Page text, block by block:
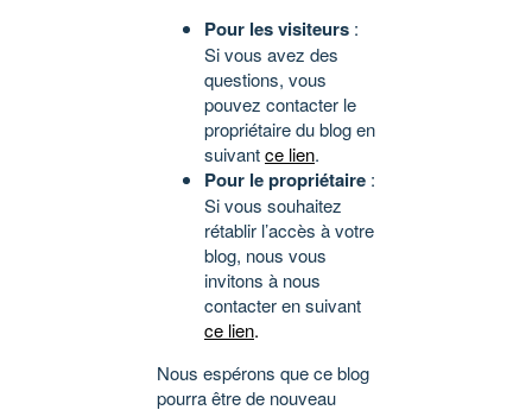
Pour les visiteurs :
Si vous avez des
questions, vous
pouvez contacter le
propriétaire du blog en
suivantce lien.
Pour le propriétaire :
Si vous souhaitez
rétablir l’accès à votre
blog, nous vous
invitons à nous
contacter en suivant
ce lien.
Nous espérons que ce blog
pourra être de nouveau